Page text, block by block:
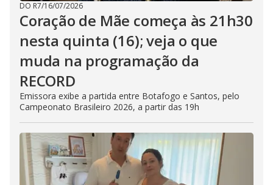
DO R7/16/07/2026
Coração de Mãe começa às 21h30
nesta quinta (16); veja o que
muda na programação da
RECORD
Emissora exibe a partida entre Botafogo e Santos, pelo
Campeonato Brasileiro 2026, a partir das 19h